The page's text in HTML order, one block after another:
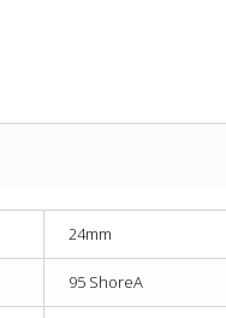
24mm
95 ShoreA